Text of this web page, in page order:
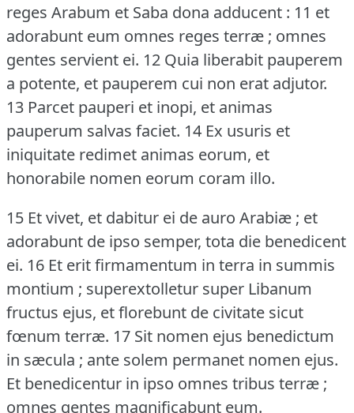
reges Arabum et Saba dona adducent : 11 et
adorabunt eum omnes reges terræ ; omnes
gentes servient ei. 12 Quia liberabit pauperem
a potente, et pauperem cui non erat adjutor.
13 Parcet pauperi et inopi, et animas
pauperum salvas faciet. 14 Ex usuris et
iniquitate redimet animas eorum, et
honorabile nomen eorum coram illo.
15 Et vivet, et dabitur ei de auro Arabiæ ; et
adorabunt de ipso semper, tota die benedicent
ei. 16 Et erit firmamentum in terra in summis
montium ; superextolletur super Libanum
fructus ejus, et florebunt de civitate sicut
fœnum terræ. 17 Sit nomen ejus benedictum
in sæcula ; ante solem permanet nomen ejus.
Et benedicentur in ipso omnes tribus terræ ;
omnes gentes magnificabunt eum.